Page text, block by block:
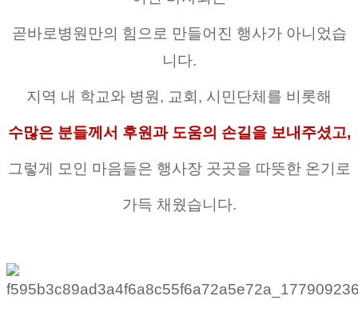
곧바로병원만의 힘으로 만들어진 행사가 아니었습
니다.
지역 내 학교와 병원, 교회, 시민단체를 비롯해
수많은 분들께서 후원과 도움의 손길을 보내주셨고,
그렇게 모인 마음들은 행사장 곳곳을 따뜻한 온기로
가득 채웠습니다.